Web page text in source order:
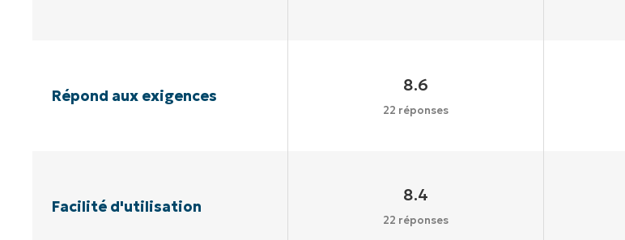
Répond aux exigences
8.6
22 réponses
Facilité d'utilisation
8.4
22 réponses